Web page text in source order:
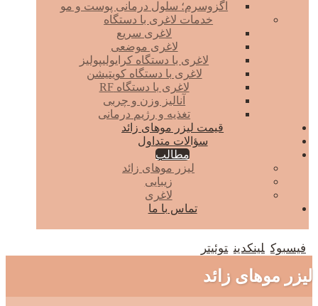
اگزوسرم؛ سلول درمانی پوست و مو
خدمات لاغری با دستگاه
لاغری سریع
لاغری موضعی
لاغری با دستگاه کرایولیپولیز
لاغری با دستگاه کویتیشن
لاغری با دستگاه RF
آنالیز وزن و چربی
تغذیه و رژیم درمانی
قیمت لیزر موهای زائد
سؤالات متداول
مطالب
لیزر موهای زائد
زیبایی
لاغری
تماس با ما
فیسبوک لینکدین توئیتر
لیزر موهای زائد